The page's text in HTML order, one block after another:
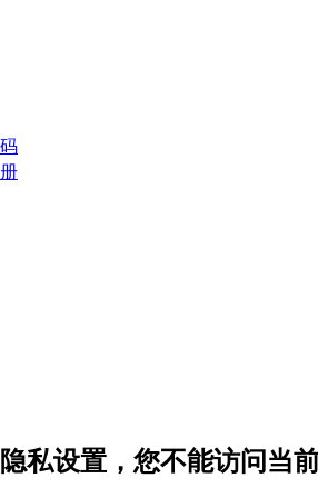
私设置，您不能访问当